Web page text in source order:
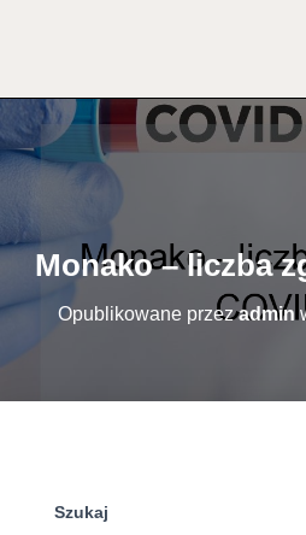
Monako – liczba
Opublikowane przezadmin
Szukaj